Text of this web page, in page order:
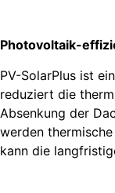
Photovoltaik-
PV-SolarPlus ist
reduziert die
Absenkung der
werden
kann die